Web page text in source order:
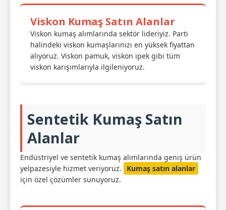
Viskon Kumaş Satın Alanlar
Viskon kumaş alımlarında sektör lideriyiz. Parti
halindeki viskon kumaşlarınızı en yüksek fiyattan
alıyoruz. Viskon pamuk, viskon ipek gibi tüm
viskon karışımlarıyla ilgileniyoruz.
Sentetik Kumaş Satın
Alanlar
Endüstriyel ve sentetik kumaş alımlarında geniş ürün
yelpazesiyle hizmet veriyoruz.
Kumaş satın alanlar
için özel çözümler sunuyoruz.